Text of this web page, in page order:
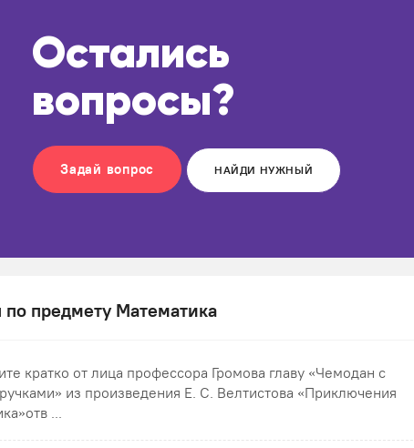
Остались
вопросы?
Задай вопрос НАЙДИ НУЖНЫЙ
предмету Математика
кратко от лица профессора Громова главу «Чемодан с
из произведения Е. С. Велтистова «Приключения
...